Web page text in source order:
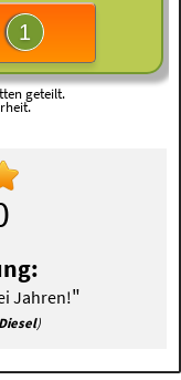
1
geteilt.
Jahren!"
)